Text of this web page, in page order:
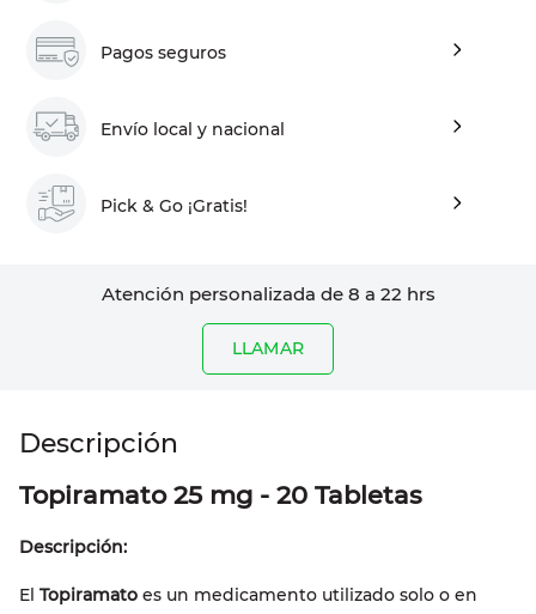
Pagos seguros
Envío local y nacional
Pick & Go ¡Gratis!
Atención personalizada de 8 a 22 hrs
LLAMAR
Topiramato 25 mg - 20 Tabletas
Descripción:
El Topiramato es un medicamento utilizado solo o en